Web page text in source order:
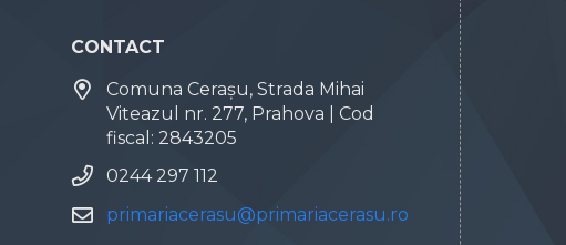
CONTACT
Comuna Cerașu, Strada Mihai
Viteazul nr. 277, Prahova | Cod
fiscal: 2843205
0244 297 112
primariacerasu@primariacerasu.ro